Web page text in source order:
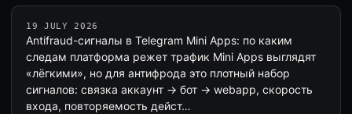
19 JULY 2026
Antifraud-сигналы в Telegram Mini Apps: по каким
следам платформа режет трафик Mini Apps выглядят
«лёгкими», но для антифрода это плотный набор
сигналов: связка аккаунт → бот → webapp, скорость
входа, повторяемость дейст…